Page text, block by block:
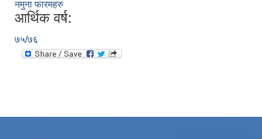
नमुना फारमहरु
आर्थिक वर्ष:
७५/७६